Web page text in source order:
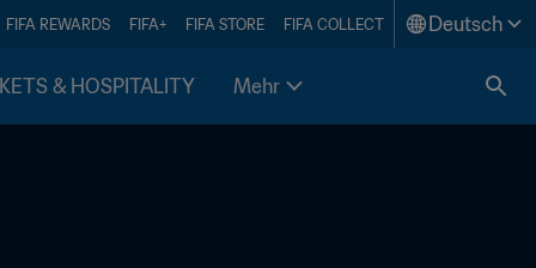
FIFA REWARDS FIFA+ FIFA STORE FIFA COLLECT Deutsch
& HOSPITALITY Mehr